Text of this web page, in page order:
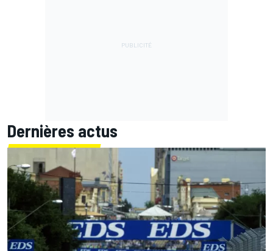
Dernières actus